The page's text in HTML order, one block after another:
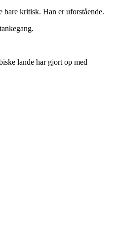
bare kritisk. Han er uforstående.
lande har gjort op med